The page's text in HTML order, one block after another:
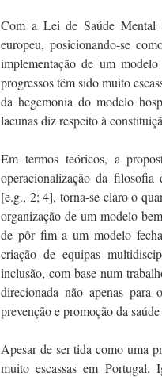
Com a Lei de Saúde Mental
europeu, posicionando-se
implementação de um
progressos têm sido muito
da hegemonia do modelo
lacunas diz respeito à
Em termos teóricos, a
operacionalização da
[e.g., 2; 4], torna-se claro o
organização de um modelo
de pôr fim a um modelo
criação de equipas
inclusão, com base num
direcionada não apenas para
prevenção e promoção da
Apesar de ser tida como uma
muito escassas em Portugal.